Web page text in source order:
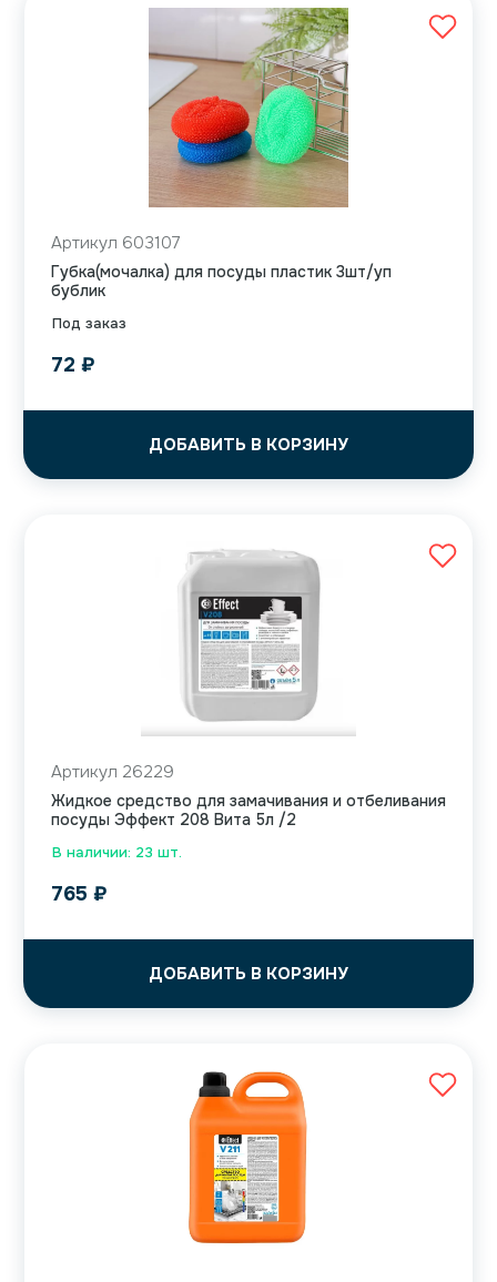
Под заказ
Артикул 603107
Губка(мочалка) для посуды пластик 3шт/уп
бублик
72 ₽
ДОБАВИТЬ В КОРЗИНУ
В наличии: 23 шт.
Артикул 26229
Жидкое средство для замачивания и отбеливания
посуды Эффект 208 Вита 5л /2
765 ₽
ДОБАВИТЬ В КОРЗИНУ